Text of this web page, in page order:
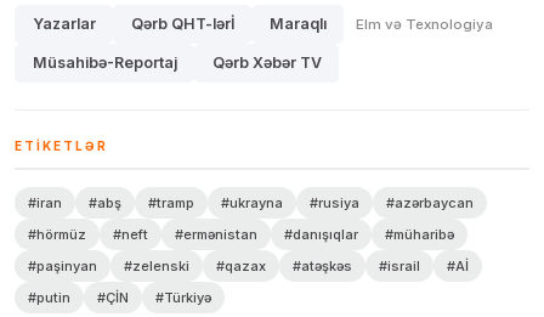
Yazarlar Qərb QHT-lərİ Maraqlı Elm və Texnologiya
Müsahibə-Reportaj Qərb Xəbər TV
ETIKETLƏR
#iran #abş #tramp #ukrayna #rusiya
#azərbaycan
#hörmüz
#neft #ermənistan #danışıqlar
#müharibə
#paşinyan
#zelenski #qazax #atəşkəs #israil
#Aİ
#putin
#ÇİN #Türkiyə